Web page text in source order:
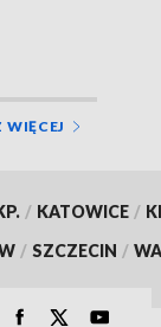
/ KATOWICE /
/ SZCZECIN /